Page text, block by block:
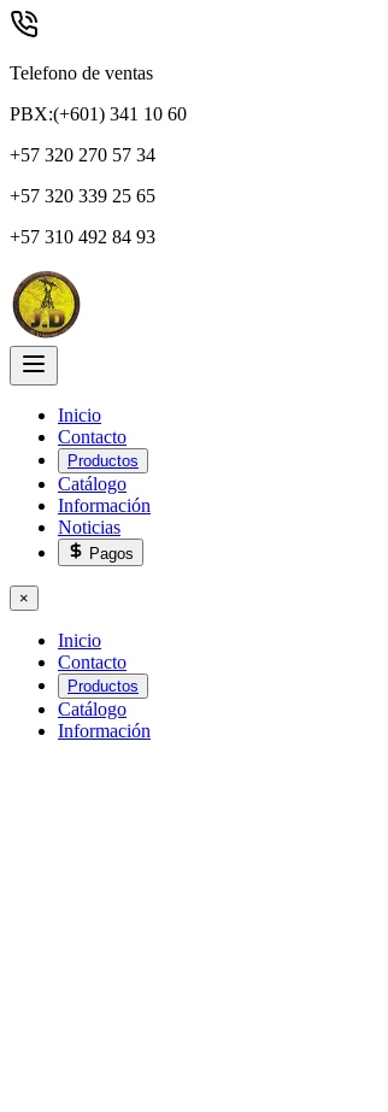
Telefono de ventas
PBX:(+601) 341 10 60
+57 320 270 57 34
+57 320 339 25 65
+57 310 492 84 93
Inicio
Contacto
Productos
Catálogo
Información
Noticias
Pagos
×
Inicio
Contacto
Productos
Catálogo
Información